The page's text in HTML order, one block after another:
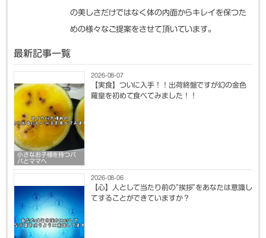
の美しさだけではなく体の内面からキレイを保つた
めの様々なご提案をさせて頂いています。
最新記事一覧
小さなお子様を持つパ
パとママへ
2026-08-07
【実食】ついに入手！！出荷終盤ですが幻の金色
羅皇を初めて食べてみました！！
2026-08-06
【心】人として当たり前の”挨拶”をあなたは意識し
てすることができていますか？